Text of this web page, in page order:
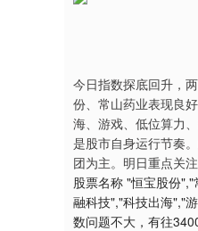
今日指数探底回升，
份、常山药业表现良
海、游戏、低位算力
是股市自身运行节奏
团为主。明日重点关
股票名称 "恒宝股份
融科技","科技出海","
数问题不大，有往